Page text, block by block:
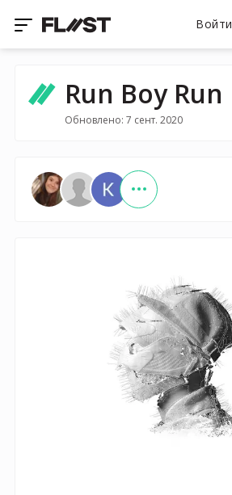
Войти
Run Boy Run
Обновлено: 7 сент. 2020